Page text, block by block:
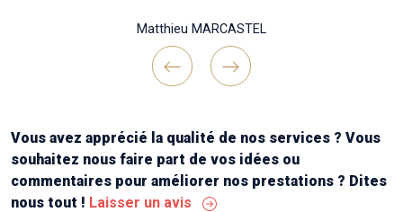
vous voulez des travaux bien réfléchis en
amont , un chantier bien tenu et une belle
réalisation finale !
Matthieu MARCASTEL
PreviousNext
Vous avez apprécié la qualité de nos services ? Vous
souhaitez nous faire part de vos idées ou
commentaires pour améliorer nos prestations ? Dites
nous tout ! Laisser un avis